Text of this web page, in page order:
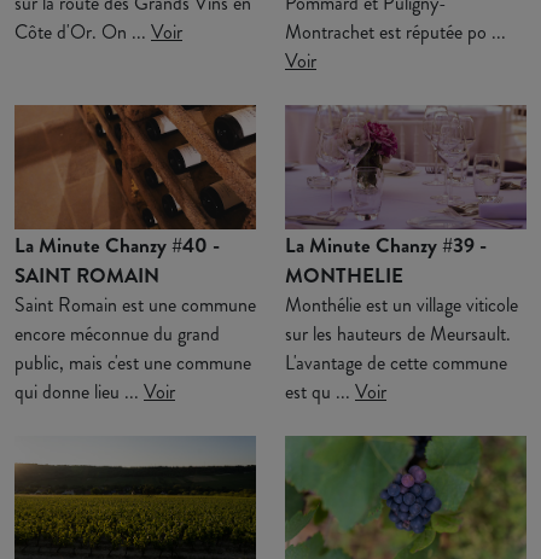
Côte d'Or. On ... Voir
Montrachet est réputée po ...
Voir
La Minute Chanzy #40 -
SAINT ROMAIN
Saint Romain est une commune
encore méconnue du grand
public, mais c'est une commune
qui donne lieu ... Voir
La Minute Chanzy #39 -
MONTHELIE
Monthélie est un village viticole
sur les hauteurs de Meursault.
L'avantage de cette commune
est qu ... Voir